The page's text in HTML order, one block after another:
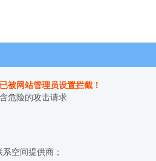
被网站管理员设置拦截！
危险的攻击请求
空间提供商；